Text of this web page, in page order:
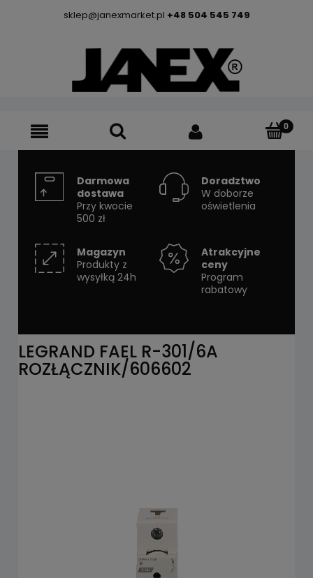
sklep@janexmarket.pl +48 504 545 749
Darmowa
dostawa
Przy kwocie
500 zł
Doradztwo
W doborze
oświetlenia
Magazyn
Produkty z
wysyłką 24h
Atrakcyjne
ceny
Program
rabatowy
LEGRAND FAEL R-301/6A
ROZŁĄCZNIK/606602